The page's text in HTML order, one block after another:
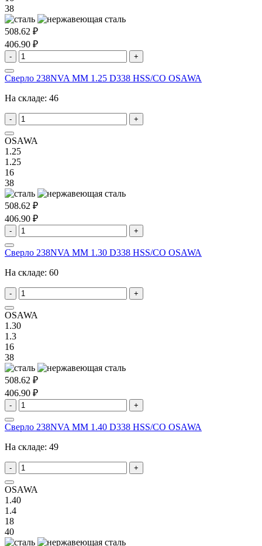
38
508.62 ₽
406.90 ₽
- +
Сверло 238NVA MM 1.25 D338 HSS/CO OSAWA
На складе: 46
- +
OSAWA
1.25
1.25
16
38
508.62 ₽
406.90 ₽
- +
Сверло 238NVA MM 1.30 D338 HSS/CO OSAWA
На складе: 60
- +
OSAWA
1.30
1.3
16
38
508.62 ₽
406.90 ₽
- +
Сверло 238NVA MM 1.40 D338 HSS/CO OSAWA
На складе: 49
- +
OSAWA
1.40
1.4
18
40